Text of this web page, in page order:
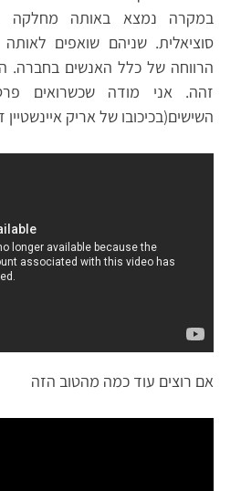
במקרה נמצא באותה מחלקה
סוציאלית. שניהם שואפים
הרווחה של כלל האנשים בחברה.
זהה. אני מודה שכשרואים
השישים(בכיכובו של אריק איינשטיין
אם רוצים עוד כמה מהטוב הזה